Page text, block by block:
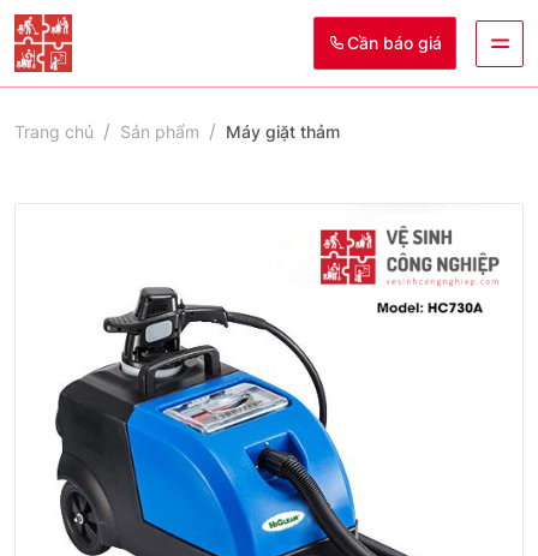
Cần báo giá
Trang chủ Sản phẩm Máy giặt thảm